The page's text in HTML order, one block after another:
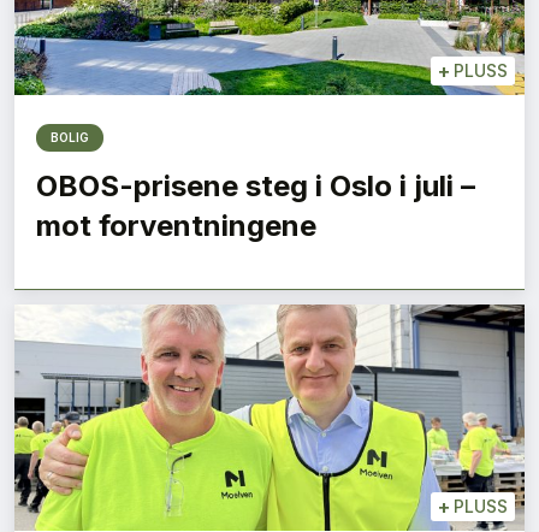
+ PLUSS
BOLIG
OBOS-prisene steg i Oslo i juli –
mot forventningene
+ PLUSS